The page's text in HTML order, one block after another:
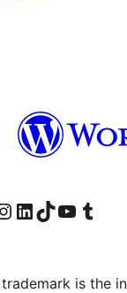
जानुहोस्
इन्स्टाग्राम खातामा जानुहोस्
हाम्रो लिङ्क्डइन खातामा जानुहोस्
हाम्रो TikTok खाता भ्रमण गर्नुहोस्
हाम्रो युट्युब च्यानलमा जानुहोस्
हाम्रो टम्बलर खाता भ्रमण गर्नुहोस्
trademark is the